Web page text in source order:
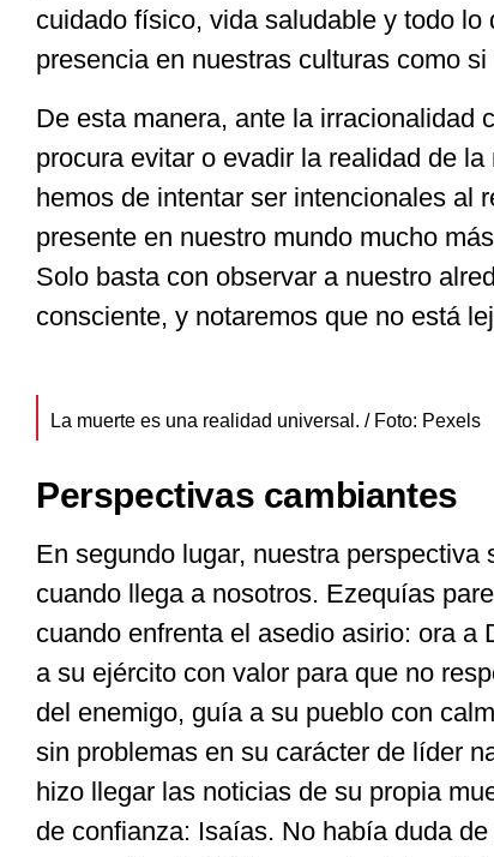
cuidado físico, vida saludable y todo lo
presencia en nuestras culturas como
De esta manera, ante la irracionalidad
procura evitar o evadir la realidad de
hemos de intentar ser intencionales al
presente en nuestro mundo mucho
Solo basta con observar a nuestro
consciente, y notaremos que no está
La muerte es una realidad universal. / Foto: Pexels
Perspectivas cambiantes
En segundo lugar, nuestra perspectiva
cuando llega a nosotros. Ezequías
cuando enfrenta el asedio asirio: ora a
a su ejército con valor para que no
del enemigo, guía a su pueblo con
sin problemas en su carácter de líder
hizo llegar las noticias de su propia
de confianza: Isaías. No había duda